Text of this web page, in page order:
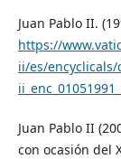
Juan Pablo II.
https://
ii/es/
Juan Pablo II
con ocasión del